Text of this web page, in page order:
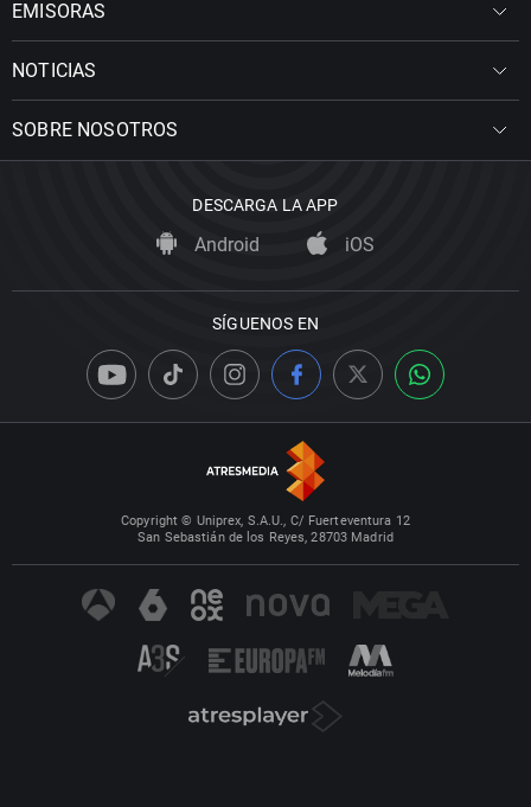
EMISORAS
NOTICIAS
SOBRE NOSOTROS
DESCARGA LA APP
Android iOS
SÍGUENOS EN
Copyright © Uniprex, S.A.U., C/ Fuerteventura 12
San Sebastián de los Reyes, 28703 Madrid